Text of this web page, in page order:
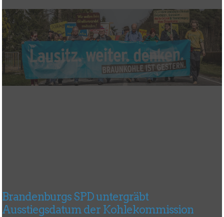
Brandenburgs SPD untergräbt
Ausstiegsdatum der Kohlekommission